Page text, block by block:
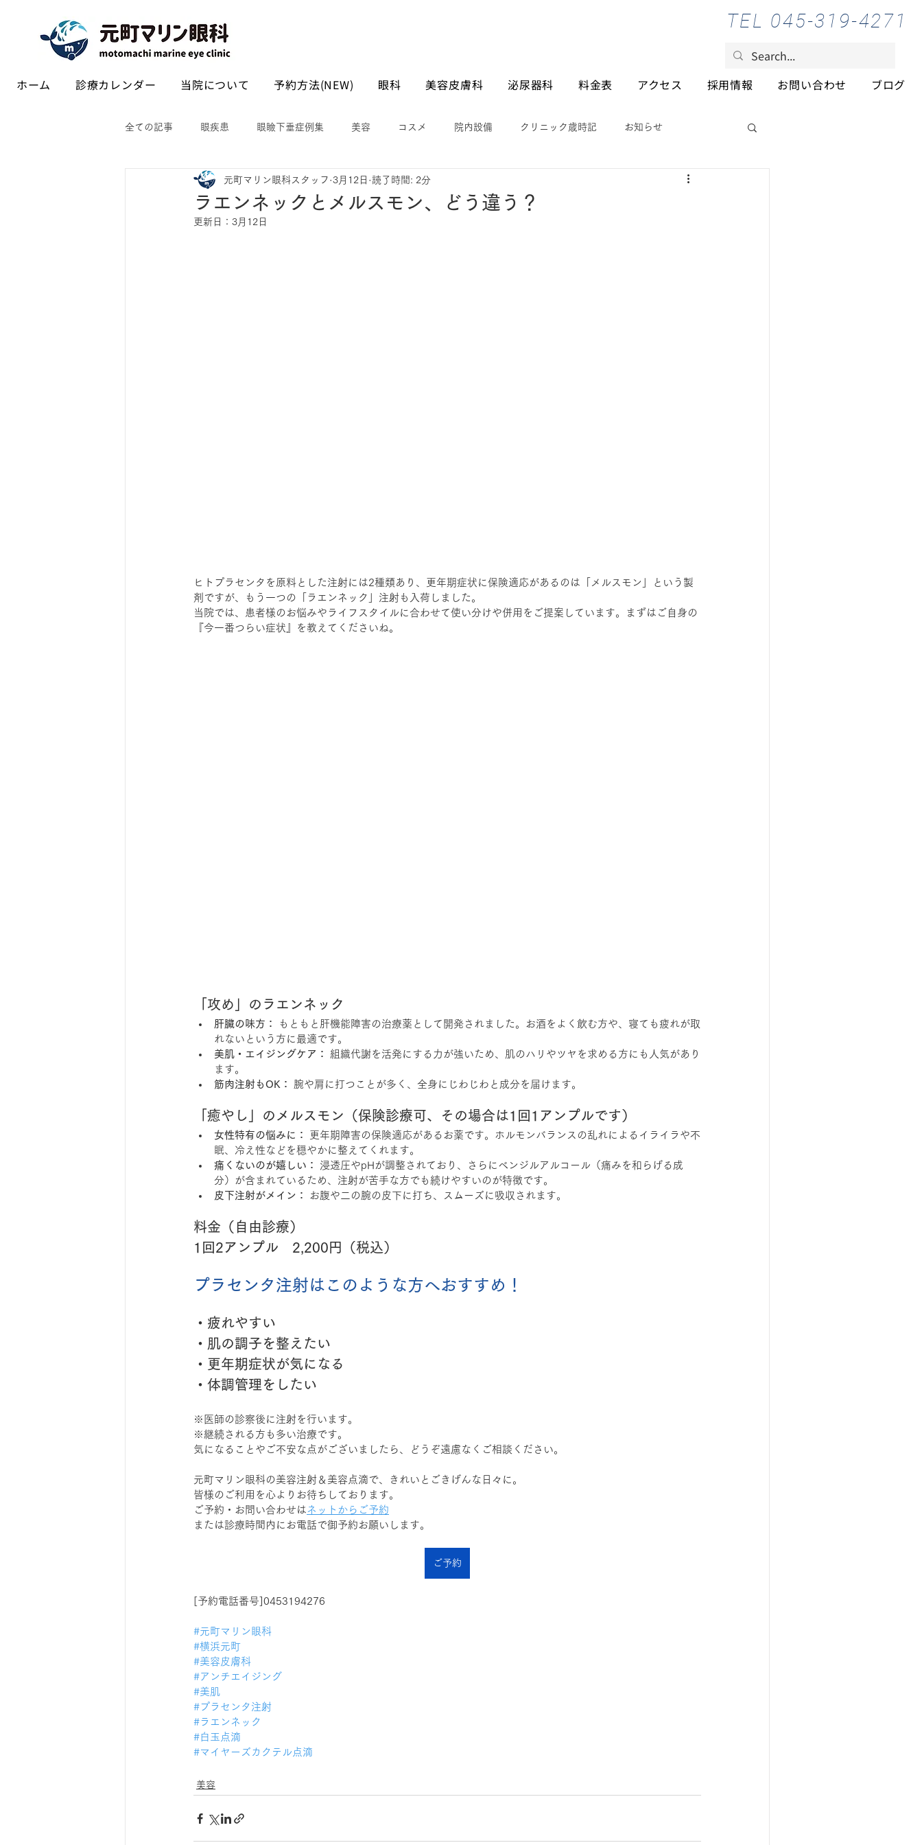
TEL 045-319-4271
ホーム 診療カレンダー 当院について 予約方法(NEW) 眼科 美容皮膚科 泌尿器科 料金表 アクセス 採用情報 お問い合わせ ブログ
全ての記事 眼疾患 眼瞼下垂症例集 美容 コスメ 院内設備 クリニック歳時記 お知らせ
ラエンネックとメルスモン、どう違う？
元町マリン眼科スタッフ 3月12日 読了時間: 2分
更新日： 3月12日
ヒトプラセンタを原料とした注射には2種類あり、更年期症状に保険適応があるのは「メルスモン」という製
剤ですが、もう一つの「ラエンネック」注射も入荷しました。
当院では、患者様のお悩みやライフスタイルに合わせて使い分けや併用をご提案しています。まずはご自身の
『今一番つらい症状』を教えてくださいね。
「攻め」のラエンネック
肝臓の味方：
もともと肝機能障害の治療薬として開発されました。お酒をよく飲む方や、寝ても疲れが取
れないという方に最適です。
美肌・エイジングケア：
組織代謝を活発にする力が強いため、肌のハリやツヤを求める方にも人気があり
ます。
筋肉注射もOK：
腕や肩に打つことが多く、全身にじわじわと成分を届けます。
「癒やし」のメルスモン（保険診療可、その場合は1回1アンプルです）
女性特有の悩みに：
更年期障害の保険適応があるお薬です。ホルモンバランスの乱れによるイライラや不
眠、冷え性などを穏やかに整えてくれます。
痛くないのが嬉しい：
浸透圧やpHが調整されており、さらにベンジルアルコール（痛みを和らげる成
分）が含まれているため、注射が苦手な方でも続けやすいのが特徴です。
皮下注射がメイン：
お腹や二の腕の皮下に打ち、スムーズに吸収されます。
料金（自由診療）
1回2アンプル　2,200円（税込）
プラセンタ注射はこのような方へおすすめ！
・疲れやすい
・肌の調子を整えたい
・更年期症状が気になる
・体調管理をしたい
※医師の診察後に注射を行います。
※継続される方も多い治療です。
気になることやご不安な点がございましたら、どうぞ遠慮なくご相談ください。
元町マリン眼科の美容注射＆美容点滴で、きれいとごきげんな日々に。
皆様のご利用を心よりお待ちしております。
ご予約・お問い合わせはネットからご予約
または診療時間内にお電話で御予約お願いします。
ご予約
[予約電話番号]0453194276
#元町マリン眼科
#横浜元町
#美容皮膚科
#アンチエイジング
#美肌
#プラセンタ注射
#ラエンネック
#白玉点滴
#マイヤーズカクテル点滴
美容